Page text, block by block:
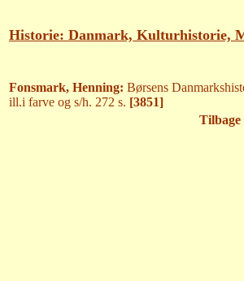
Historie: Danmark, Kulturhistorie,
Fonsmark, Henning: Børsens
ill.i farve og s/h. 272 s. [3851]
Tilbage